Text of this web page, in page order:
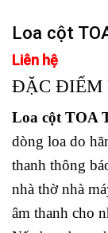
Loa cột
Liên hệ
ĐẶC ĐIỂM
Loa cột TOA
dòng loa do
thanh thông
nhà thờ nhà
âm thanh cho